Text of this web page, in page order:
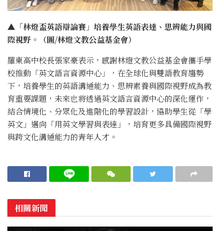
▲「林燈盃英語辯論賽」培養學生英語表達、思辨能力與國
際視野。（圖/林燈文教公益基金會）
羅東高中校長張家豪表示，感謝林燈文教公益基金會攜手學
校推動「英文語言資源中心」，在全球化與雙語教育趨勢
下，培養學生的英語溝通能力、思辨素養與國際視野成為教
育重要課題，未來也將透過英文語言資源中心的深化運作，
結合情境化、分眾化及進階化的學習設計，協助學生從「學
英文」邁向「用英文學習與表達」，培育更多具備國際視野
與跨文化溝通能力的青年人才。
相關新聞